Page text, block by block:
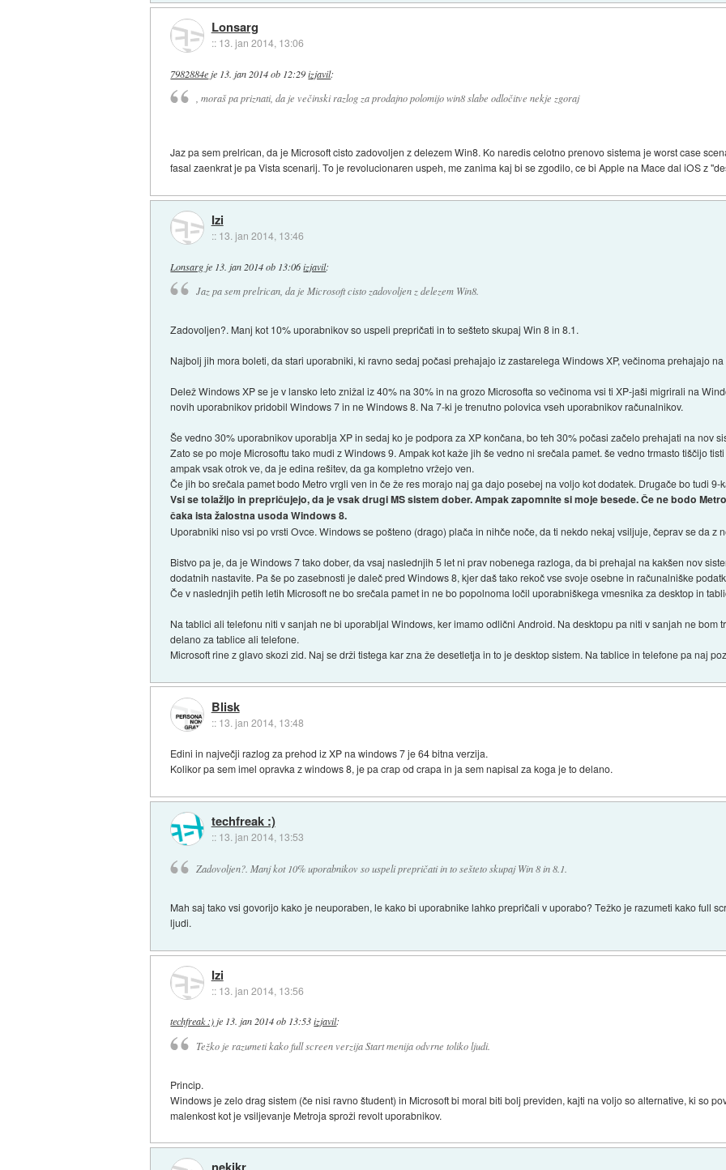
Lonsarg
:: 13. jan 2014, 13:06
7982884e je 13. jan 2014 ob 12:29 izjavil:
, moraš pa priznati, da je večinski razlog za prodajno polomijo win8 slabe odločitve nekje zgoraj
Jaz pa sem prelrican, da je Microsoft cisto zadovoljen z delezem Win8. Ko naredis celotno prenovo sistema je worst case
fasal zaenkrat je pa Vista scenarij. To je revolucionaren uspeh, me zanima kaj bi se zgodilo, ce bi Apple na Mace dal iOS z
Izi
:: 13. jan 2014, 13:46
Lonsarg je 13. jan 2014 ob 13:06 izjavil:
Jaz pa sem prelrican, da je Microsoft cisto zadovoljen z delezem Win8.
Zadovoljen?. Manj kot 10% uporabnikov so uspeli prepričati in to sešteto skupaj Win 8 in 8.1.
Najbolj jih mora boleti, da stari uporabniki, ki ravno sedaj počasi prehajajo iz zastarelega Windows XP, večinoma prehajajo
Delež Windows XP se je v lansko leto znižal iz 40% na 30% in na grozo Microsofta so večinoma vsi ti XP-jaši migrirali na
novih uporabnikov pridobil Windows 7 in ne Windows 8. Na 7-ki je trenutno polovica vseh uporabnikov računalnikov.
Še vedno 30% uporabnikov uporablja XP in sedaj ko je podpora za XP končana, bo teh 30% počasi začelo prehajati na nov
Zato se po moje Microsoftu tako mudi z Windows 9. Ampak kot kaže jih še vedno ni srečala pamet. še vedno trmasto tiščijo
ampak vsak otrok ve, da je edina rešitev, da ga kompletno vržejo ven.
Če jih bo srečala pamet bodo Metro vrgli ven in če že res morajo naj ga dajo posebej na voljo kot dodatek. Drugače bo tudi 9-
Vsi se tolažijo in prepričujejo, da je vsak drugi MS sistem dober. Ampak zapomnite si moje besede. Če ne bodo
čaka ista žalostna usoda Windows 8.
Uporabniki niso vsi po vrsti Ovce. Windows se pošteno (drago) plača in nihče noče, da ti nekdo nekaj vsiljuje, čeprav se da z
Bistvo pa je, da je Windows 7 tako dober, da vsaj naslednjih 5 let ni prav nobenega razloga, da bi prehajal na kakšen nov
dodatnih nastavite. Pa še po zasebnosti je daleč pred Windows 8, kjer daš tako rekoč vse svoje osebne in računalniške
Če v naslednjih petih letih Microsoft ne bo srečala pamet in ne bo popolnoma ločil uporabniškega vmesnika za desktop in
Na tablici ali telefonu niti v sanjah ne bi uporabljal Windows, ker imamo odlični Android. Na desktopu pa niti v sanjah ne bom
delano za tablice ali telefone.
Microsoft rine z glavo skozi zid. Naj se drži tistega kar zna že desetletja in to je desktop sistem. Na tablice in telefone pa naj
Blisk
:: 13. jan 2014, 13:48
Edini in največji razlog za prehod iz XP na windows 7 je 64 bitna verzija.
Kolikor pa sem imel opravka z windows 8, je pa crap od crapa in ja sem napisal za koga je to delano.
techfreak :)
:: 13. jan 2014, 13:53
Zadovoljen?. Manj kot 10% uporabnikov so uspeli prepričati in to sešteto skupaj Win 8 in 8.1.
Mah saj tako vsi govorijo kako je neuporaben, le kako bi uporabnike lahko prepričali v uporabo? Težko je razumeti kako full
ljudi.
Izi
:: 13. jan 2014, 13:56
techfreak :)je 13. jan 2014 ob 13:53 izjavil:
Težko je razumeti kako full screen verzija Start menija odvrne toliko ljudi.
Princip.
Windows je zelo drag sistem (če nisi ravno študent) in Microsoft bi moral biti bolj previden, kajti na voljo so alternative, ki so
malenkost kot je vsiljevanje Metroja sproži revolt uporabnikov.